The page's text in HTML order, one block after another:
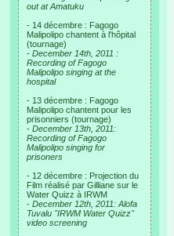
out at Amatuku
- 14 décembre : Fagogo
Malipolipo chantent à l'hôpital
(tournage)
- December 14th, 2011 :
Recording of Fagogo
Malipolipo singing at the
hospital
- 13 décembre : Fagogo
Malipolipo chantent pour les
prisonniers (tournage)
- December 13th, 2011:
Recording of Fagogo
Malipolipo singing for
prisoners
- 12 décembre : Projection du
Film réalisé par Gilliane sur le
Water Quizz à IRWM
- December 12th, 2011: Alofa
Tuvalu "IRWM Water Quizz"
video screening